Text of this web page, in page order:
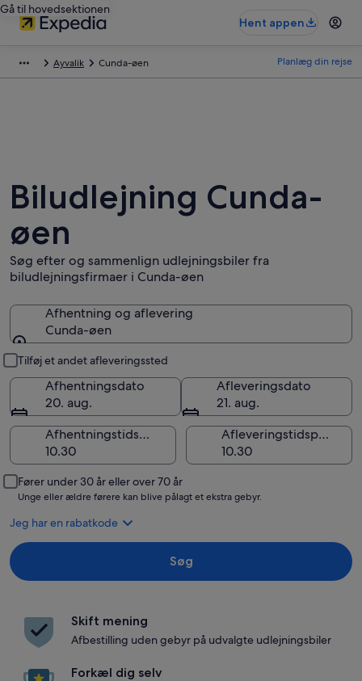
Gå til hovedsektionen
Hent appen
Ayvalik Cunda-øen Planlæg din rejse
Biludlejning Cunda-
øen
Søg efter og sammenlign udlejningsbiler fra
biludlejningsfirmaer i Cunda-øen
Afhentning og aflevering
Cunda-øen
Tilføj et andet afleveringssted
Afhentningsdato
20. aug.
Afleveringsdato
21. aug.
Afhentningstidspunkt
Afleveringstidspunkt
Fører under 30 år eller over 70 år
Unge eller ældre førere kan blive pålagt et ekstra gebyr.
Jeg har en rabatkode
Søg
Skift mening
Afbestilling uden gebyr på udvalgte udlejningsbiler
Forkæl dig selv